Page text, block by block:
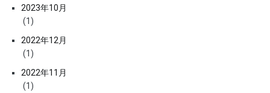
2023年10月
(1)
2022年12月
(1)
2022年11月
(1)